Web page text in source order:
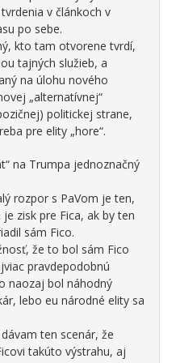
v článkoch v
po sebe.
kto tam otvorene tvrdí,
tajných služieb, a
na úlohu nového
„alternatívnej“
politickej strane,
pre elity „hore“.
na Trumpa jednoznačný
rozpor s PaVom je ten,
zisk pre Fica, ak by ten
sám Fico.
že to bol sám Fico
pravdepodobnú
naozaj bol náhodný
lebo eu národné elity sa
ten scenár, že
takúto výstrahu, aj